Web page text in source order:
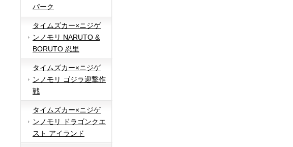
パーク
タイムズカー×ニジゲ
ンノモリ NARUTO &
BORUTO 忍里
タイムズカー×ニジゲ
ンノモリ ゴジラ迎撃作
戦
タイムズカー×ニジゲ
ンノモリ ドラゴンクエ
スト アイランド